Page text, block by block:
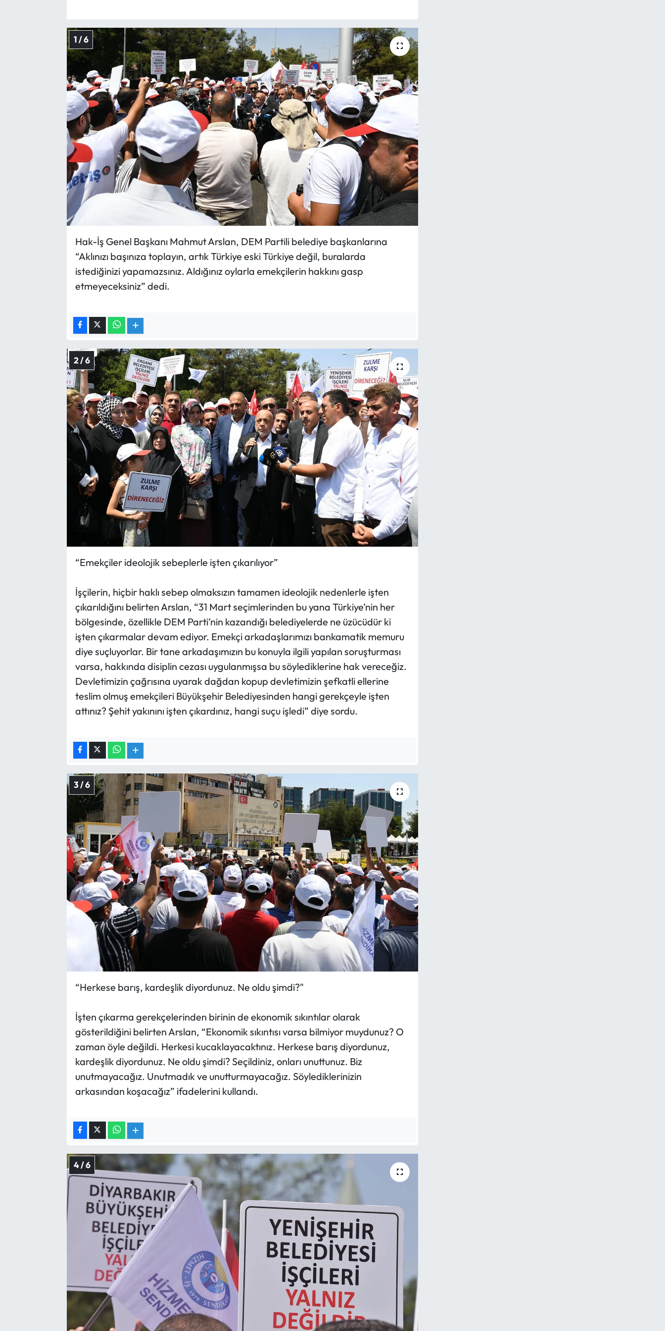
1 / 6
Hak-İş Genel Başkanı Mahmut Arslan, DEM Partili belediye başkanlarına
“Aklınızı başınıza toplayın, artık Türkiye eski Türkiye değil, buralarda
istediğinizi yapamazsınız. Aldığınız oylarla emekçilerin hakkını gasp
etmeyeceksiniz” dedi.
2 / 6
“Emekçiler ideolojik sebeplerle işten çıkarılıyor”
İşçilerin, hiçbir haklı sebep olmaksızın tamamen ideolojik nedenlerle işten
çıkarıldığını belirten Arslan, “31 Mart seçimlerinden bu yana Türkiye’nin her
bölgesinde, özellikle DEM Parti’nin kazandığı belediyelerde ne üzücüdür ki
işten çıkarmalar devam ediyor. Emekçi arkadaşlarımızı bankamatik memuru
diye suçluyorlar. Bir tane arkadaşımızın bu konuyla ilgili yapılan soruşturması
varsa, hakkında disiplin cezası uygulanmışsa bu söylediklerine hak vereceğiz.
Devletimizin çağrısına uyarak dağdan kopup devletimizin şefkatli ellerine
teslim olmuş emekçileri Büyükşehir Belediyesinden hangi gerekçeyle işten
attınız? Şehit yakınını işten çıkardınız, hangi suçu işledi” diye sordu.
3 / 6
“Herkese barış, kardeşlik diyordunuz. Ne oldu şimdi?"
İşten çıkarma gerekçelerinden birinin de ekonomik sıkıntılar olarak
gösterildiğini belirten Arslan, “Ekonomik sıkıntısı varsa bilmiyor muydunuz? O
zaman öyle değildi. Herkesi kucaklayacaktınız. Herkese barış diyordunuz,
kardeşlik diyordunuz. Ne oldu şimdi? Seçildiniz, onları unuttunuz. Biz
unutmayacağız. Unutmadık ve unutturmayacağız. Söylediklerinizin
arkasından koşacağız” ifadelerini kullandı.
4 / 6